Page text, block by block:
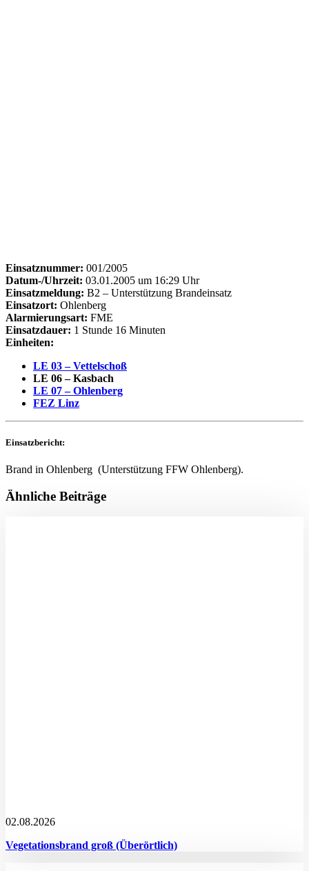
Einsatznummer: 001/2005
Datum-/Uhrzeit: 03.01.2005 um 16:29 Uhr
Einsatzmeldung: B2 – Unterstützung Brandeinsatz
Einsatzort: Ohlenberg
Alarmierungsart: FME
Einsatzdauer: 1 Stunde 16 Minuten
Einheiten:
LE 03 – Vettelschoß
LE 06 – Kasbach
LE 07 – Ohlenberg
FEZ Linz
Einsatzbericht:
Brand in Ohlenberg (Unterstützung FFW Ohlenberg).
Ähnliche Beiträge
02.08.2026
Vegetationsbrand groß (Überörtlich)